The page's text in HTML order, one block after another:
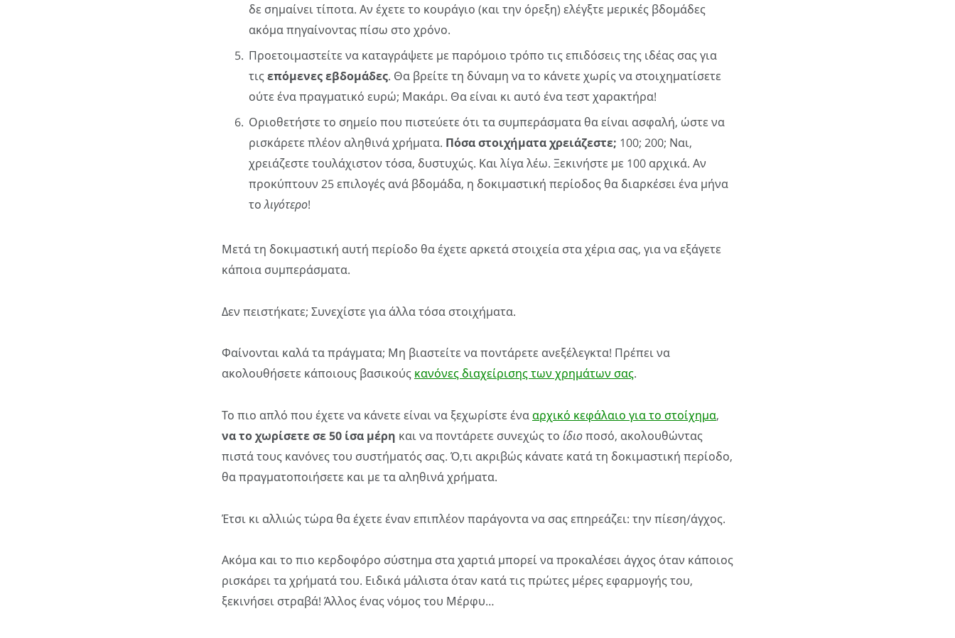
δε σημαίνει τίποτα. Αν έχετε το κουράγιο (και την όρεξη) ελέγξτε μερικές βδομάδες
ακόμα πηγαίνοντας πίσω στο χρόνο.
Προετοιμαστείτε να καταγράψετε με παρόμοιο τρόπο τις επιδόσεις της ιδέας σας για
τιςεπόμενες εβδομάδες. Θα βρείτε τη δύναμη να το κάνετε χωρίς να στοιχηματίσετε
ούτε ένα πραγματικό ευρώ; Μακάρι. Θα είναι κι αυτό ένα τεστ χαρακτήρα!
Οριοθετήστε το σημείο που πιστεύετε ότι τα συμπεράσματα θα είναι ασφαλή, ώστε να
ρισκάρετε πλέον αληθινά χρήματα. Πόσα στοιχήματα χρειάζεστε; 100; 200; Ναι,
χρειάζεστε τουλάχιστον τόσα, δυστυχώς. Και λίγα λέω. Ξεκινήστε με 100 αρχικά. Αν
προκύπτουν 25 επιλογές ανά βδομάδα, η δοκιμαστική περίοδος θα διαρκέσει ένα μήνα
τολιγότερο!
Μετά τη δοκιμαστική αυτή περίοδο θα έχετε αρκετά στοιχεία στα χέρια σας, για να εξάγετε
κάποια συμπεράσματα.
Δεν πειστήκατε; Συνεχίστε για άλλα τόσα στοιχήματα.
Φαίνονται καλά τα πράγματα; Μη βιαστείτε να ποντάρετε ανεξέλεγκτα! Πρέπει να
ακολουθήσετε κάποιους βασικούς κανόνες διαχείρισης των χρημάτων σας.
Το πιο απλό που έχετε να κάνετε είναι να ξεχωρίστε ένααρχικό κεφάλαιο για το στοίχημα,
να το χωρίσετε σε 50 ίσα μέρη και να ποντάρετε συνεχώς το ίδιοποσό, ακολουθώντας
πιστά τους κανόνες του συστήματός σας. Ό,τι ακριβώς κάνατε κατά τη δοκιμαστική περίοδο,
θα πραγματοποιήσετε και με τα αληθινά χρήματα.
Έτσι κι αλλιώς τώρα θα έχετε έναν επιπλέον παράγοντα να σας επηρεάζει: την πίεση/άγχος.
Ακόμα και το πιο κερδοφόρο σύστημα στα χαρτιά μπορεί να προκαλέσει άγχος όταν κάποιος
ρισκάρει τα χρήματά του. Ειδικά μάλιστα όταν κατά τις πρώτες μέρες εφαρμογής του,
ξεκινήσει στραβά! Άλλος ένας νόμος του Μέρφυ…